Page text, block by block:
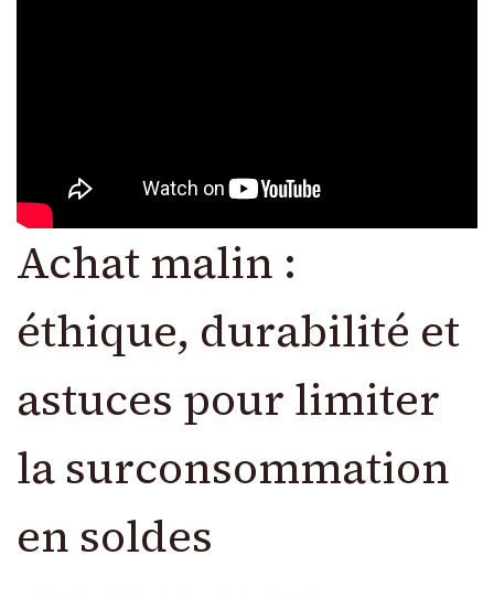
Achat malin :
éthique, durabilité et
astuces pour limiter
la surconsommation
en soldes